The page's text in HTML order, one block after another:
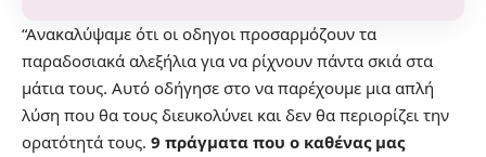
“Ανακαλύψαμε ότι οι οδηγοι προσαρμόζουν τα
παραδοσιακά αλεξήλια για να ρίχνουν πάντα σκιά στα
μάτια τους. Αυτό οδήγησε στο να παρέχουμε μια απλή
λύση που θα τους διευκολύνει και δεν θα περιορίζει την
ορατότητά τους. 9 πράγματα που ο καθένας μας